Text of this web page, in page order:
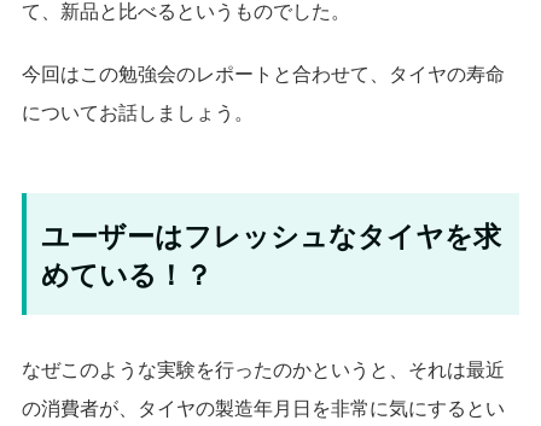
て、新品と比べるというものでした。
今回はこの勉強会のレポートと合わせて、タイヤの寿命
についてお話しましょう。
ユーザーはフレッシュなタイヤを求
めている！？
なぜこのような実験を行ったのかというと、それは最近
の消費者が、タイヤの製造年月日を非常に気にするとい